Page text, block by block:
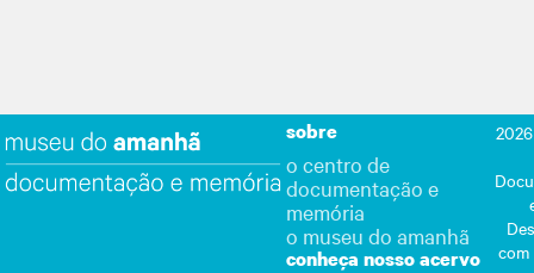
sobre
o centro de
documentação e
memória
o museu do amanhã
conheça nosso acervo
2026
com